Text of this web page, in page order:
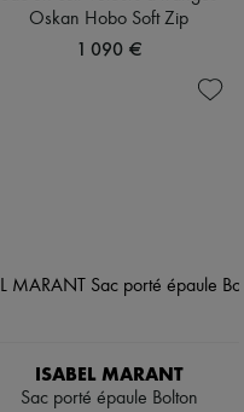
Oskan Hobo Soft Zip
1 090 €
ISABEL MARANT
Sac porté épaule Bolton